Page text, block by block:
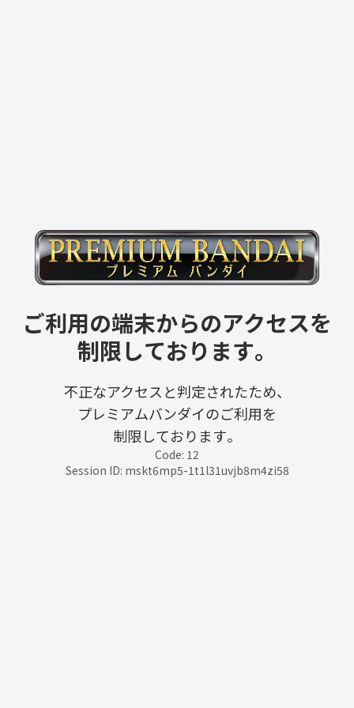
ご利用の端末からのアクセスを
制限しております。
不正なアクセスと判定されたため、
プレミアムバンダイのご利用を
制限しております。
Code: 12
Session ID: mskt6mp5-1t1l31uvjb8m4zi58